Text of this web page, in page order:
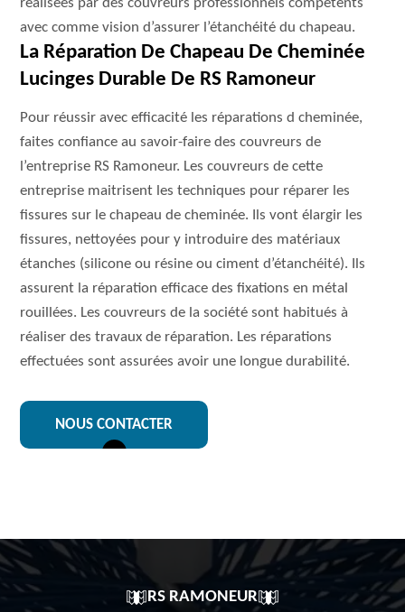
réalisées par des couvreurs professionnels compétents
avec comme vision d’assurer l’étanchéité du chapeau.
La Réparation De Chapeau De Cheminée
Lucinges Durable De RS Ramoneur
Pour réussir avec efficacité les réparations d cheminée,
faites confiance au savoir-faire des couvreurs de
l’entreprise RS Ramoneur. Les couvreurs de cette
entreprise maitrisent les techniques pour réparer les
fissures sur le chapeau de cheminée. Ils vont élargir les
fissures, nettoyées pour y introduire des matériaux
étanches (silicone ou résine ou ciment d’étanchéité). Ils
assurent la réparation efficace des fixations en métal
rouillées. Les couvreurs de la société sont habitués à
réaliser des travaux de réparation. Les réparations
effectuées sont assurées avoir une longue durabilité.
NOUS CONTACTER
RS RAMONEUR